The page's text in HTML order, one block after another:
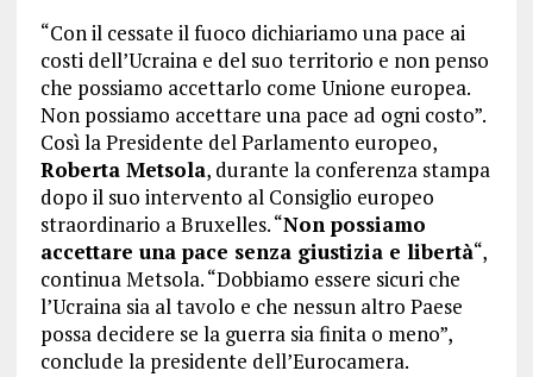
“Con il cessate il fuoco dichiariamo una pace ai
costi dell’Ucraina e del suo territorio e non penso
che possiamo accettarlo come Unione europea.
Non possiamo accettare una pace ad ogni costo”.
Così la Presidente del Parlamento europeo,
Roberta Metsola, durante la conferenza stampa
dopo il suo intervento al Consiglio europeo
straordinario a Bruxelles. “Non possiamo
accettare una pace senza giustizia e libertà“,
continua Metsola. “Dobbiamo essere sicuri che
l’Ucraina sia al tavolo e che nessun altro Paese
possa decidere se la guerra sia finita o meno”,
conclude la presidente dell’Eurocamera.